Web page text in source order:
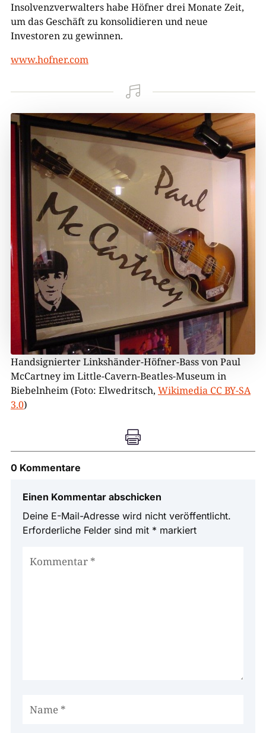
Insolvenzverwalters habe Höfner drei Monate Zeit,
um das Geschäft zu konsolidieren und neue
Investoren zu gewinnen.
www.hofner.com

Handsignierter Linkshänder-Höfner-Bass von Paul
McCartney im Little-Cavern-Beatles-Museum in
Biebelnheim (Foto: Elwedritsch, Wikimedia CC BY-SA
3.0)

0 Kommentare
Einen Kommentar abschicken
Deine E-Mail-Adresse wird nicht veröffentlicht.
Erforderliche Felder sind mit * markiert